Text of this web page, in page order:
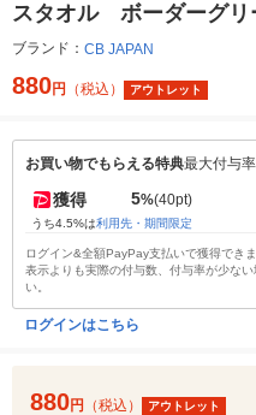
スタオル ボーダーグリ
ブランド： CB JAPAN
880円 （税込） アウトレット
お買い物でもらえる特典最大付与
獲得 5%(40pt)
うち4.5%は利用先・期間限定
ログイン&全額PayPay支払いで獲得でき
表示よりも実際の付与数、付与率が少な
い。
ログインはこちら
880円 （税込） アウトレット